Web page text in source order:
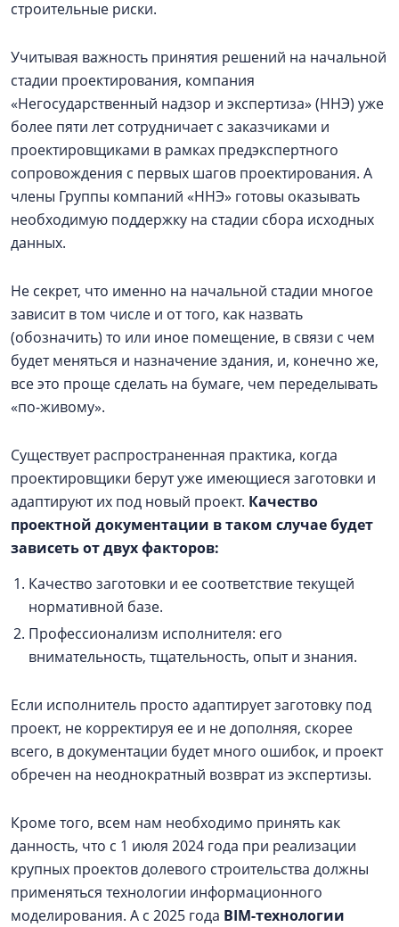
строительные риски.
Учитывая важность принятия решений на начальной
стадии проектирования, компания
«Негосударственный надзор и экспертиза» (ННЭ) уже
более пяти лет сотрудничает с заказчиками и
проектировщиками в рамках предэкспертного
сопровождения с первых шагов проектирования. А
члены Группы компаний «ННЭ» готовы оказывать
необходимую поддержку на стадии сбора исходных
данных.
Не секрет, что именно на начальной стадии многое
зависит в том числе и от того, как назвать
(обозначить) то или иное помещение, в связи с чем
будет меняться и назначение здания, и, конечно же,
все это проще сделать на бумаге, чем переделывать
«по-живому».
Существует распространенная практика, когда
проектировщики берут уже имеющиеся заготовки и
адаптируют их под новый проект. Качество
проектной документации в таком случае будет
зависеть от двух факторов:
Качество заготовки и ее соответствие текущей
нормативной базе.
Профессионализм исполнителя: его
внимательность, тщательность, опыт и знания.
Если исполнитель просто адаптирует заготовку под
проект, не корректируя ее и не дополняя, скорее
всего, в документации будет много ошибок, и проект
обречен на неоднократный возврат из экспертизы.
Кроме того, всем нам необходимо принять как
данность, что с 1 июля 2024 года при реализации
крупных проектов долевого строительства должны
применяться технологии информационного
моделирования. А с 2025 года BIM-технологии